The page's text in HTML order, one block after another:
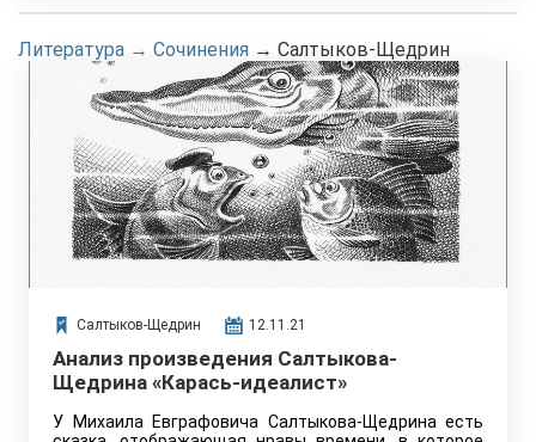
Литература → Сочинения → Салтыков-Щедрин
Салтыков-Щедрин 12.11.21
Анализ произведения Салтыкова-
Щедрина «Карась-идеалист»
У Михаила Евграфовича Салтыкова-Щедрина есть